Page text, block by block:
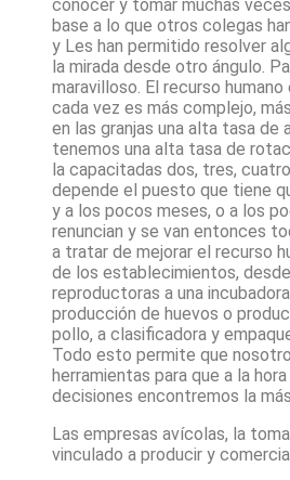
conocer y tomar muchas
base a lo que otros colegas
y Les han permitido resolver
la mirada desde otro ángulo.
maravilloso. El recurso
cada vez es más complejo,
en las granjas una alta tasa de
tenemos una alta tasa de
la capacitadas dos, tres,
depende el puesto que tiene
y a los pocos meses, o a los
renuncian y se van entonces
a tratar de mejorar el recurso
de los establecimientos, desde
reproductoras a una
producción de huevos o
pollo, a clasificadora y
Todo esto permite que
herramientas para que a la
decisiones encontremos la
Las empresas avícolas, la
vinculado a producir y